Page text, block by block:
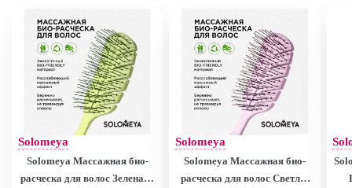
Solomeya
Solomeya Массажная био-
расческа для волос Зеленая /
Solomeya
Solomeya Массажная био-
расческа для волос Светло-